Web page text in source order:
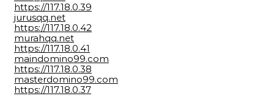
https://117.18.0.39
jurusqq.net
https://117.18.0.42
murahqq.net
https://117.18.0.41
maindomino99.com
https://117.18.0.38
masterdomino99.com
https://117.18.0.37